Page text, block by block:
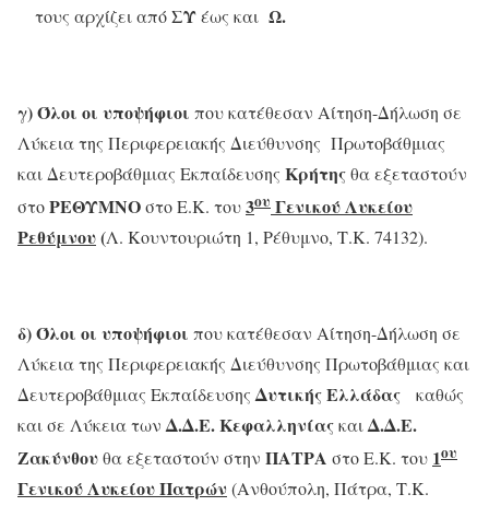
τους αρχίζει απόΣΥέως και Ω.
γ)Όλοι οι υποψήφιοι που κατέθεσαν Αίτηση-Δήλωση σε
Λύκεια της Περιφερειακής Διεύθυνσης Πρωτοβάθμιας
και Δευτεροβάθμιας Εκπαίδευσης Κρήτηςθα εξεταστούν
στοΡΕΘΥΜΝΟστο Ε.Κ. του3ου Γενικού Λυκείου
Ρεθύμνου(Λ. Κουντουριώτη 1, Ρέθυμνο, Τ.Κ. 74132).
δ)Όλοι οι υποψήφιοι που κατέθεσαν Αίτηση-Δήλωση σε
Λύκεια της Περιφερειακής Διεύθυνσης Πρωτοβάθμιας και
Δευτεροβάθμιας ΕκπαίδευσηςΔυτικής Ελλάδας καθώς
και σε Λύκεια των Δ.Δ.Ε. ΚεφαλληνίαςκαιΔ.Δ.Ε.
Ζακύνθουθα εξεταστούν στην ΠΑΤΡΑ στο Ε.Κ. του 1ου
Γενικού Λυκείου Πατρών (Ανθούπολη, Πάτρα, Τ.Κ.